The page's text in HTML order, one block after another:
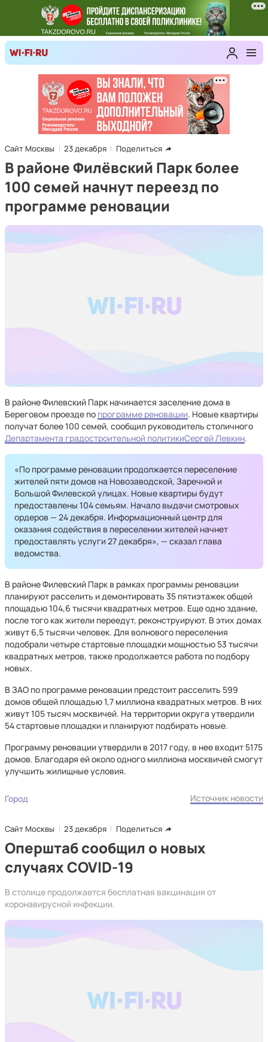
Сайт Москвы 23 декабря Поделиться
В районе Филёвский Парк более
100 семей начнут переезд по
программе реновации
В районе Филевский Парк начинается заселение дома в
Береговом проезде по программе реновации. Новые квартиры
получат более 100 семей, сообщил руководитель столичного
Департамента градостроительной политикиСергей Левкин.
«По программе реновации продолжается переселение
жителей пяти домов на Новозаводской, Заречной и
Большой Филевской улицах. Новые квартиры будут
предоставлены 104 семьям. Начало выдачи смотровых
ордеров — 24 декабря. Информационный центр для
оказания содействия в переселении жителей начнет
предоставлять услуги 27 декабря», — сказал глава
ведомства.
В районе Филевский Парк в рамках программы реновации
планируют расселить и демонтировать 35 пятиэтажек общей
площадью 104,6 тысячи квадратных метров. Еще одно здание,
после того как жители переедут, реконструируют. В этих домах
живут 6,5 тысячи человек. Для волнового переселения
подобрали четыре стартовые площадки мощностью 53 тысячи
квадратных метров, также продолжается работа по подбору
новых.
В ЗАО по программе реновации предстоит расселить 599
домов общей площадью 1,7 миллиона квадратных метров. В них
живут 105 тысяч москвичей. На территории округа утвердили
54 стартовые площадки и планируют подбирать новые.
Программу реновации утвердили в 2017 году, в нее входит 5175
домов. Благодаря ей около одного миллиона москвичей смогут
улучшить жилищные условия.
Город Источник новости
Сайт Москвы 23 декабря Поделиться
Оперштаб сообщил о новых
случаях COVID-19
В столице продолжается бесплатная вакцинация от
коронавирусной инфекции.